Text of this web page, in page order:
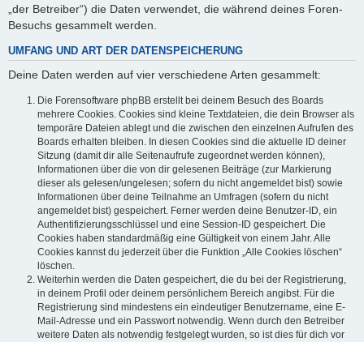
„der Betreiber“) die Daten verwendet, die während deines Foren-
Besuchs gesammelt werden.
UMFANG UND ART DER DATENSPEICHERUNG
Deine Daten werden auf vier verschiedene Arten gesammelt:
Die Forensoftware phpBB erstellt bei deinem Besuch des Boards
mehrere Cookies. Cookies sind kleine Textdateien, die dein Browser als
temporäre Dateien ablegt und die zwischen den einzelnen Aufrufen des
Boards erhalten bleiben. In diesen Cookies sind die aktuelle ID deiner
Sitzung (damit dir alle Seitenaufrufe zugeordnet werden können),
Informationen über die von dir gelesenen Beiträge (zur Markierung
dieser als gelesen/ungelesen; sofern du nicht angemeldet bist) sowie
Informationen über deine Teilnahme an Umfragen (sofern du nicht
angemeldet bist) gespeichert. Ferner werden deine Benutzer-ID, ein
Authentifizierungsschlüssel und eine Session-ID gespeichert. Die
Cookies haben standardmäßig eine Gültigkeit von einem Jahr. Alle
Cookies kannst du jederzeit über die Funktion „Alle Cookies löschen“
löschen.
Weiterhin werden die Daten gespeichert, die du bei der Registrierung,
in deinem Profil oder deinem persönlichem Bereich angibst. Für die
Registrierung sind mindestens ein eindeutiger Benutzername, eine E-
Mail-Adresse und ein Passwort notwendig. Wenn durch den Betreiber
weitere Daten als notwendig festgelegt wurden, so ist dies für dich vor